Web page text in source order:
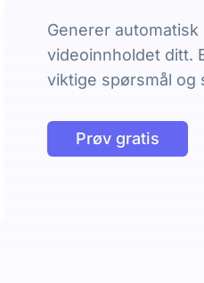
Generer
videoinnholdet ditt.
viktige spørsmål og
Prøv gratis